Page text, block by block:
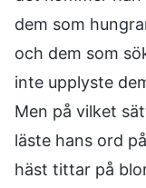
dem som
och dem som
inte upplyste
Men på vilket
läste hans ord
häst tittar på